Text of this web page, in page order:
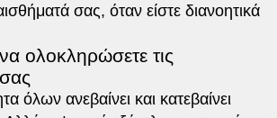
σας, όταν είστε διανοητικά
ολοκληρώσετε τις
όλων ανεβαίνει και κατεβαίνει